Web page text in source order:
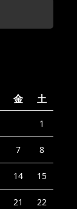
金 土
1
7 8
14 15
21 22